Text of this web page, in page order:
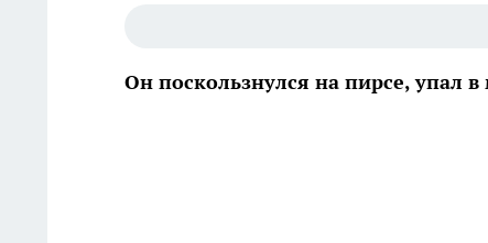
Он поскользнулся на пирсе, упал